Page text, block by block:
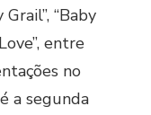
“Baby
entre
no
a segunda